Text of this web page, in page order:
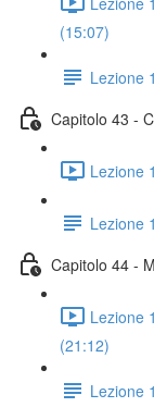
(15:07)
Lezione
Capitolo 43 -
Lezione
Lezione
Capitolo 44 -
Lezione
(21:12)
Lezione